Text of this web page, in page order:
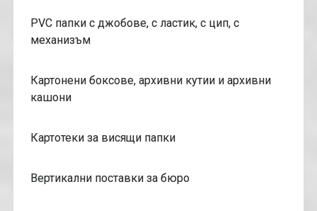
PVC папки с джобове, с ластик, с цип, с
механизъм
Картонени боксове, архивни кутии и архивни
кашони
Картотеки за висящи папки
Вертикални поставки за бюро